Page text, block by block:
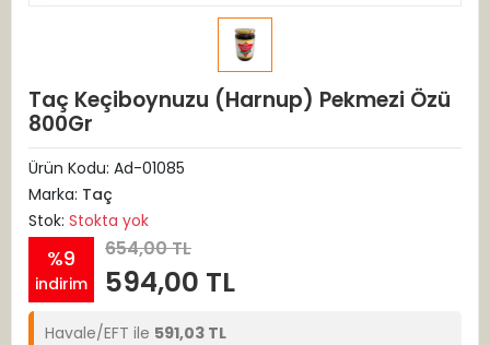
Taç Keçiboynuzu (Harnup) Pekmezi Özü
800Gr
Ürün Kodu: Ad-01085
Marka: Taç
Stok: Stokta yok
%9
indirim
654,00 TL
594,00 TL
Havale/EFT ile 591,03 TL